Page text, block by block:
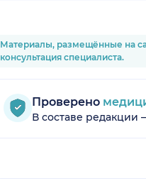
Материалы, размещённые на
консультация специалиста.
Проверено
В составе редакции